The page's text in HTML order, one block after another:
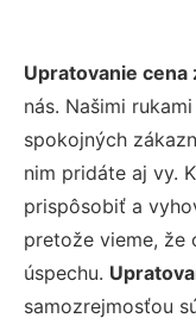
Upratovanie cena
nás. Našimi
spokojných
nim pridáte aj vy.
prispôsobiť a
pretože vieme, že
úspechu.
samozrejmosťou